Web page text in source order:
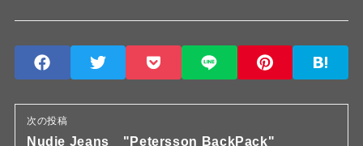
次の投稿
Nudie Jeans "Petersson BackPack"